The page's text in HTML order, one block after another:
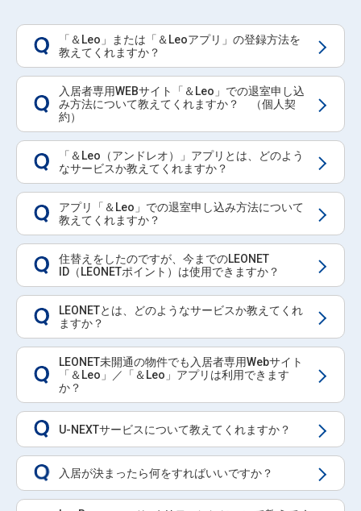
「＆Leo」または「＆Leoアプリ」の登録方法を
教えてくれますか？
入居者専用WEBサイト「＆Leo」での退室申し込
み方法について教えてくれますか？ （個人契
約）
「＆Leo（アンドレオ）」アプリとは、どのよう
なサービスか教えてくれますか？
アプリ「＆Leo」での退室申し込み方法について
教えてくれますか？
住替えをしたのですが、今までのLEONET
ID（LEONETポイント）は使用できますか？
LEONETとは、どのようなサービスか教えてくれ
ますか？
LEONET未開通の物件でも入居者専用Webサイト
「＆Leo」／「＆Leo」アプリは利用できます
か？
U-NEXTサービスについて教えてくれますか？
入居が決まったら何をすればいいですか？